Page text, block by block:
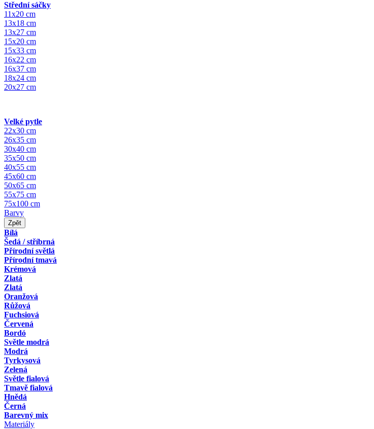
Střední sáčky
11x20 cm
13x18 cm
13x27 cm
15x20 cm
15x33 cm
16x22 cm
16x37 cm
18x24 cm
20x27 cm
Velké pytle
22x30 cm
26x35 cm
30x40 cm
35x50 cm
40x55 cm
45x60 cm
50x65 cm
55x75 cm
75x100 cm
Barvy
Zpět
Bílá
Šedá / stříbrná
Přírodní světlá
Přírodní tmavá
Krémová
Zlatá
Zlatá
Oranžová
Růžová
Fuchsiová
Červená
Bordó
Světle modrá
Modrá
Tyrkysová
Zelená
Světle fialová
Tmavě fialová
Hnědá
Černá
Barevný mix
Materiály